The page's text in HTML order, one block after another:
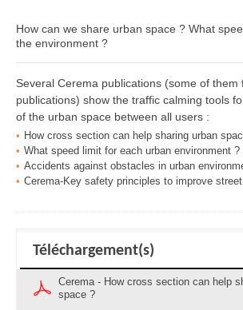
How can we share urban space ? What
the environment ?
Several Cerema publications (some of them
publications) show the traffic calming tools
of the urban space between all users :
How cross section can help sharing urban
What speed limit for each urban environment ?
Accidents against obstacles in urban
Cerema-Key safety principles to improve
Téléchargement(s)
Cerema - How cross section can help
space ?